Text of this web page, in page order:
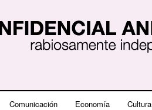
Comunicación Economía Cultura